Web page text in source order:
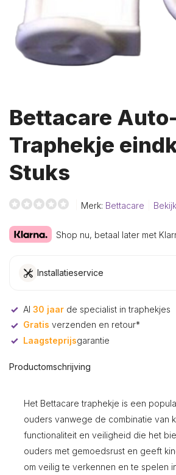
Bettacare
Traphekje
Stuks
Merk: Bettacare
Shop nu, betaal later met
Installatieservice
Al 30 jaar de specialist in traphekjes
Gratis verzenden en retour*
Laagsteprijsgarantie
Productomschrijving
Het Bettacare traphekje is een
ouders vanwege de combinatie van
functionaliteit en veiligheid die het
ouders met gemoedsrust en geeft
om veilig te verkennen en te spelen